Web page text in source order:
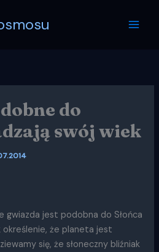
do
swój wiek
gwiazda jest podobna do Słońca
że planeta jest
się, że słoneczny bliźniak